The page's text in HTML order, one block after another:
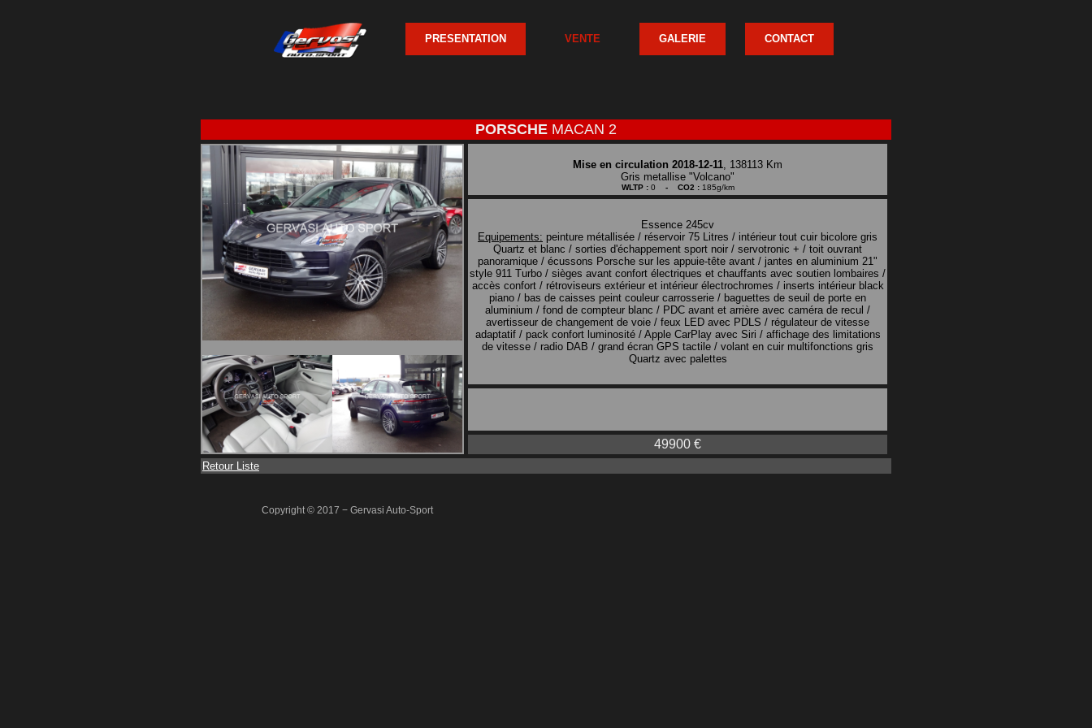
PRESENTATION VENTE GALERIE CONTACT
PORSCHE MACAN 2
Mise en circulation 2018-12-11, 138113 Km
Gris metallise "Volcano"
WLTP : 0 - CO2 : 185g/km
Essence 245cv
Equipements: peinture métallisée / réservoir 75 Litres / intérieur tout cuir bicolore gris
Quartz et blanc / sorties d'échappement sport noir / servotronic + / toit ouvrant
panoramique / écussons Porsche sur les appuie-tête avant / jantes en aluminium 21"
style 911 Turbo / sièges avant confort électriques et chauffants avec soutien lombaires /
accès confort / rétroviseurs extérieur et intérieur électrochromes / inserts intérieur black
piano / bas de caisses peint couleur carrosserie / baguettes de seuil de porte en
aluminium / fond de compteur blanc / PDC avant et arrière avec caméra de recul /
avertisseur de changement de voie / feux LED avec PDLS / régulateur de vitesse
adaptatif / pack confort luminosité / Apple CarPlay avec Siri / affichage des limitations
de vitesse / radio DAB / grand écran GPS tactile / volant en cuir multifonctions gris
Quartz avec palettes
49900 €
Retour Liste
Copyright © 2017 − Gervasi Auto-Sport